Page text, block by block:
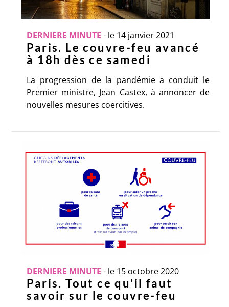
DERNIERE MINUTE - le 14 janvier 2021
Paris. Le couvre-feu avancé
à 18h dès ce samedi
La progression de la pandémie a conduit le
Premier ministre, Jean Castex, à annoncer de
nouvelles mesures coercitives.
DERNIERE MINUTE - le 15 octobre 2020
Paris. Tout ce qu’il faut
savoir sur le couvre-feu